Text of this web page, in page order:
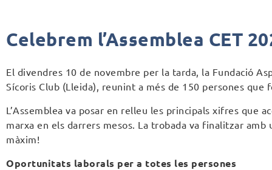
Celebrem l’Assemblea CET
El divendres 10 de novembre per la tarda, la Fundació
Sícoris Club (Lleida), reunint a més de 150 persones que
L’Assemblea va posar en relleu les principals xifres que
marxa en els darrers mesos. La trobada va finalitzar
màxim!
Oportunitats laborals per a totes les persones